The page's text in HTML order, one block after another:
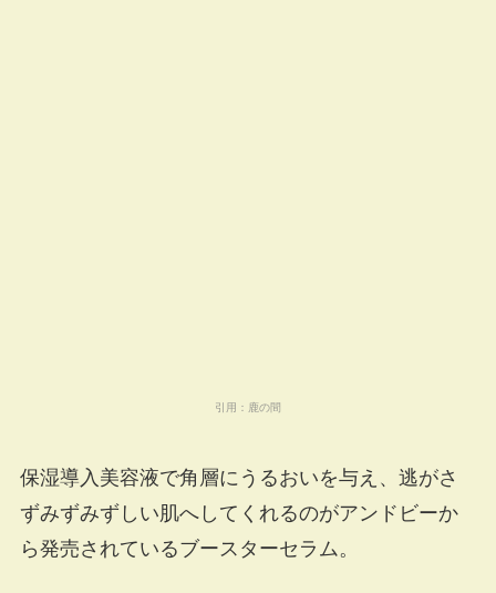
引用： 鹿の間
保湿導入美容液で角層にうるおいを与え、逃がさ
ずみずみずしい肌へしてくれるのがアンドビーか
ら発売されているブースターセラム。